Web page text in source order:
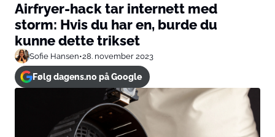
Airfryer-hack tar internett med
storm: Hvis du har en, burde du
kunne dette trikset
Sofie Hansen•28. november 2023
Følg dagens.no på Google